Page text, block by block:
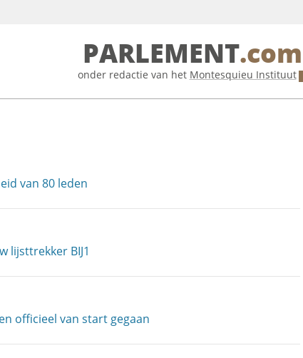
PARLEMENT.com
onder redactie van het Montesquieu Instituut
van 80 leden
lijsttrekker BIJ1
officieel van start gegaan